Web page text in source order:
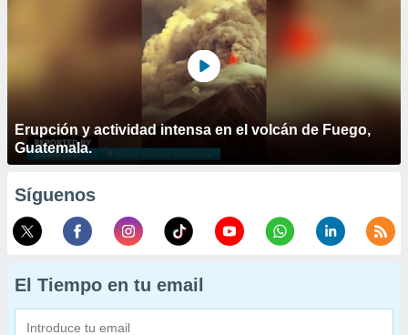
Erupción y actividad intensa en el volcán de Fuego,
Guatemala.
Síguenos
El Tiempo en tu email